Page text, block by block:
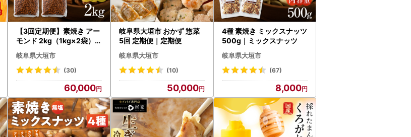
【3回定期便】素焼き アー
モンド 2kg（1kg×2袋）｜
定期便
岐阜県大垣市
(30)
60,000
岐阜県大垣市 おかず 惣菜
5回 定期便｜定期便
岐阜県大垣市
(10)
50,000
4種 素焼き ミックスナッツ
500g｜ミックスナッツ
岐阜県大垣市
(67)
8,000